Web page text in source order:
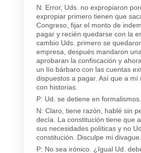
N: Error, Uds. no expropiaron
expropiar primero tienen que
Congreso, fijar el monto de
pagar y recién quedarse con la
cambio Uds. primero se
empresa, después mandaron
aprobaran la confiscación y
un lío bárbaro con las cuentas
dispuestos a pagar. Así que a mí
con historias.
P: Ud. se detiene en formalismos.
N: Claro, tiene razón, hablé sin
decía. La constitución tiene que
sus necesidades políticas y no
constitución. Disculpe mi divague.
P: No sea irónico. ¿Igual Ud.